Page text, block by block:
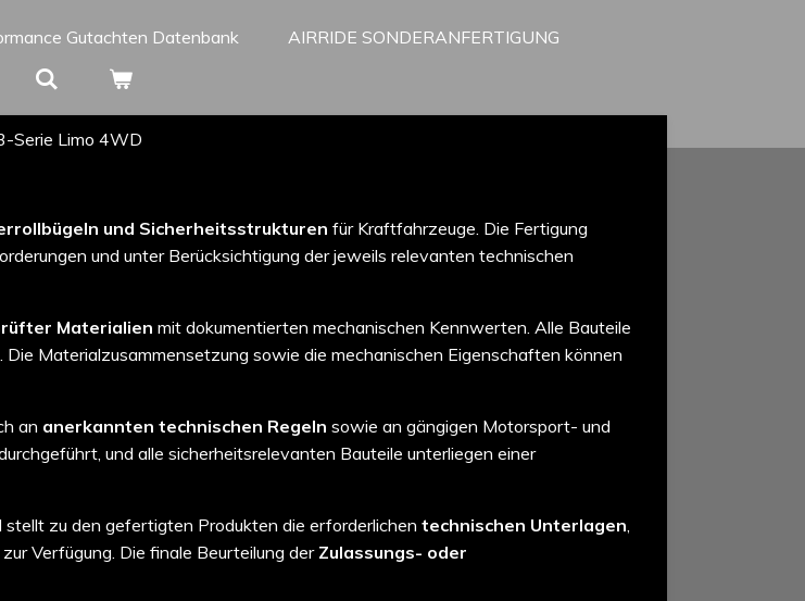
Gutachten Datenbank
AIRRIDE SONDERANFERTIGUNG
Serie Limo 4WD
und Sicherheitsstrukturen für Kraftfahrzeuge. Die Fertigung
und unter Berücksichtigung der jeweils relevanten technischen
Materialien mit dokumentierten mechanischen Kennwerten. Alle Bauteile
. Die Materialzusammensetzung sowie die mechanischen Eigenschaften können
an anerkannten technischen Regeln sowie an gängigen Motorsport- und
und alle sicherheitsrelevanten Bauteile unterliegen einer
stellt zu den gefertigten Produkten die erforderlichen technischen Unterlagen,
Verfügung. Die finale Beurteilung derZulassungs- oder